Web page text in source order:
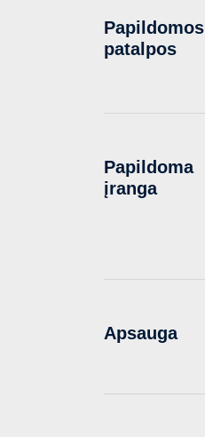
Papildomos
patalpos
Papildoma
įranga
Apsauga